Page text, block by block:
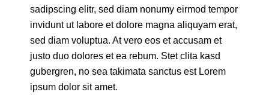
sadipscing elitr, sed diam nonumy eirmod tempor
invidunt ut labore et dolore magna aliquyam erat,
sed diam voluptua. At vero eos et accusam et
justo duo dolores et ea rebum. Stet clita kasd
gubergren, no sea takimata sanctus est Lorem
ipsum dolor sit amet.